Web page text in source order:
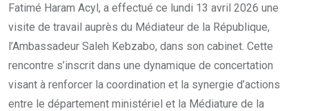
Fatimé Haram Acyl, a effectué ce lundi 13 avril 2026 une
visite de travail auprès du Médiateur de la République,
l’Ambassadeur Saleh Kebzabo, dans son cabinet. Cette
rencontre s’inscrit dans une dynamique de concertation
visant à renforcer la coordination et la synergie d’actions
entre le département ministériel et la Médiature de la